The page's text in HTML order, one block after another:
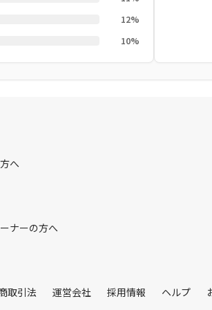
12%
10%
へ
ナーの方へ
取引法 運営会社 採用情報 ヘルプ